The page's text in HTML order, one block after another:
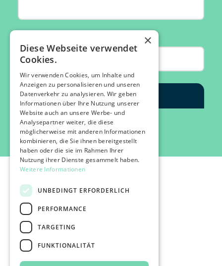
©2026 IMPACT FESTIVAL | all rights reserved.
profairs Login
Partners & Friends
Attend
Press
×
Diese Webseite verwendet
Cookies.
Wir verwenden Cookies, um Inhalte und
Anzeigen zu personalisieren und unseren
Datenverkehr zu analysieren. Wir geben
Informationen über Ihre Nutzung unserer
Website auch an unsere Werbe- und
Analysepartner weiter, die diese
möglicherweise mit anderen Informationen
kombinieren, die Sie ihnen bereitgestellt
haben oder die sie im Rahmen Ihrer
Nutzung ihrer Dienste gesammelt haben.
Weitere Informationen
UNBEDINGT ERFORDERLICH
PERFORMANCE
TARGETING
FUNKTIONALITÄT